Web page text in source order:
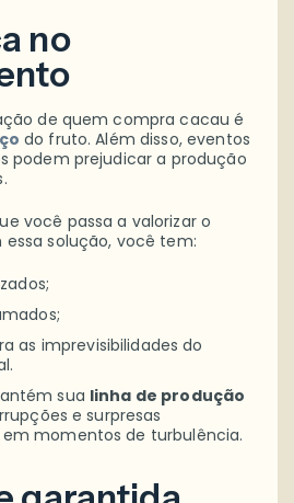
no
de quem compra cacau é
do fruto. Além disso, eventos
podem prejudicar a produção
você passa a valorizar o
essa solução, você tem:
as imprevisibilidades do
sua linha de produção
e surpresas
momentos de turbulência.